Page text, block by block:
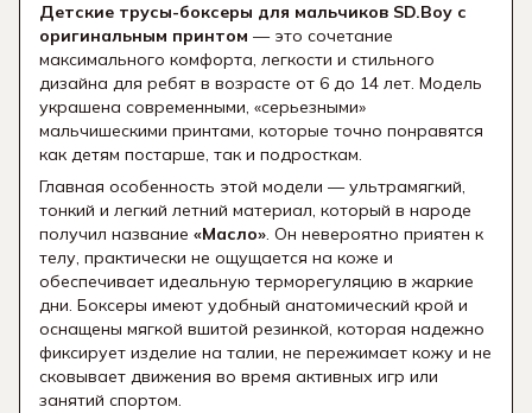
Детские трусы-боксеры для мальчиков SD.Boy с
оригинальным принтом — это сочетание
максимального комфорта, легкости и стильного
дизайна для ребят в возрасте от 6 до 14 лет. Модель
украшена современными, «серьезными»
мальчишескими принтами, которые точно понравятся
как детям постарше, так и подросткам.
Главная особенность этой модели — ультрамягкий,
тонкий и легкий летний материал, который в народе
получил название «Масло». Он невероятно приятен к
телу, практически не ощущается на коже и
обеспечивает идеальную терморегуляцию в жаркие
дни. Боксеры имеют удобный анатомический крой и
оснащены мягкой вшитой резинкой, которая надежно
фиксирует изделие на талии, не пережимает кожу и не
сковывает движения во время активных игр или
занятий спортом.